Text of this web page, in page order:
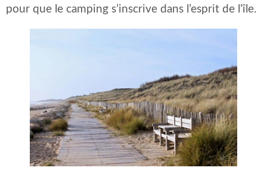
pour que le camping s’inscrive dans l’esprit de l’île.